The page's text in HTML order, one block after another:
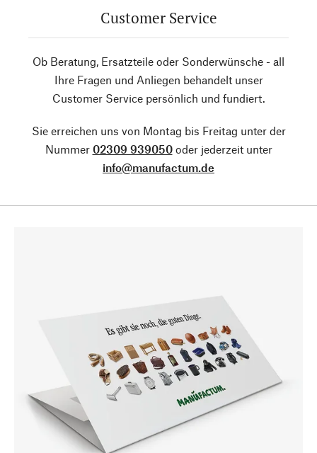
Customer Service
Ob Beratung, Ersatzteile oder Sonderwünsche - all
Ihre Fragen und Anliegen behandelt unser
Customer Service persönlich und fundiert.
Sie erreichen uns von Montag bis Freitag unter der
Nummer 02309 939050oder jederzeit unter
info@manufactum.de